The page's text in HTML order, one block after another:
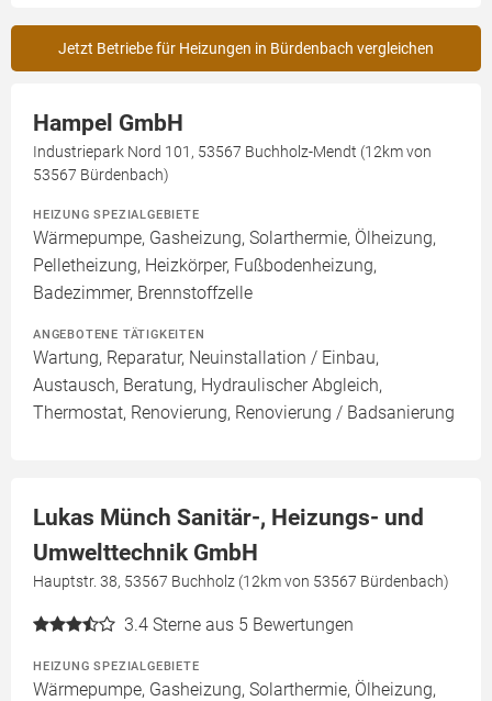
Jetzt Betriebe für Heizungen in Bürdenbach vergleichen
Hampel GmbH
Industriepark Nord 101, 53567 Buchholz-Mendt (12km von
53567 Bürdenbach)
HEIZUNG SPEZIALGEBIETE
Wärmepumpe, Gasheizung, Solarthermie, Ölheizung,
Pelletheizung, Heizkörper, Fußbodenheizung,
Badezimmer, Brennstoffzelle
ANGEBOTENE TÄTIGKEITEN
Wartung, Reparatur, Neuinstallation / Einbau,
Austausch, Beratung, Hydraulischer Abgleich,
Thermostat, Renovierung, Renovierung / Badsanierung
Lukas Münch Sanitär-, Heizungs- und
Umwelttechnik GmbH
Hauptstr. 38, 53567 Buchholz (12km von 53567 Bürdenbach)
3.4 Sterne aus 5 Bewertungen
HEIZUNG SPEZIALGEBIETE
Wärmepumpe, Gasheizung, Solarthermie, Ölheizung,